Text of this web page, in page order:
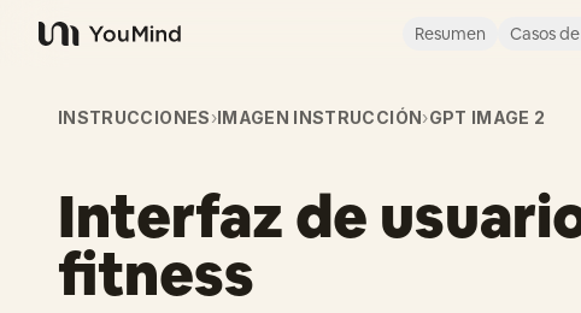
YouMind
Resumen Casos
INSTRUCCIONES›IMAGEN INSTRUCCIÓN›GPT IMAGE 2
Interfaz de
fitness